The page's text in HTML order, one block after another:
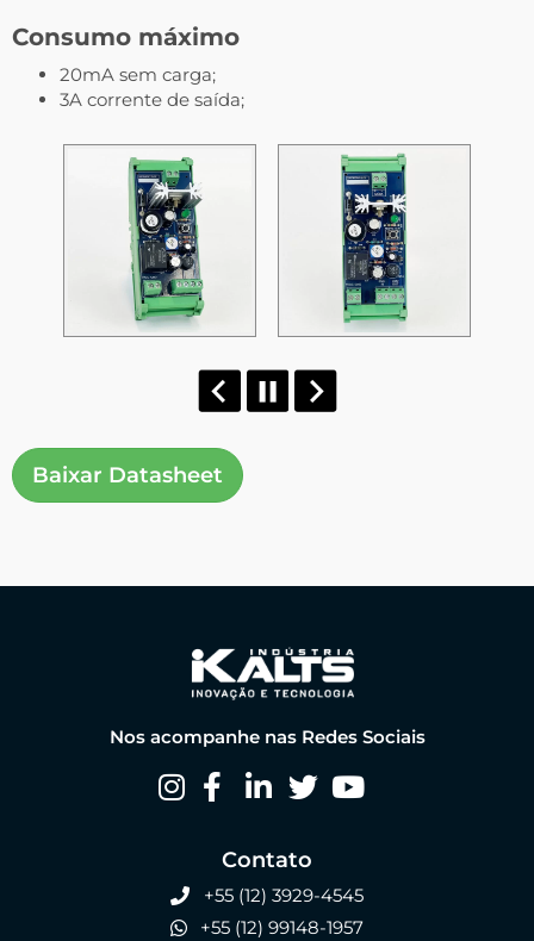
Consumo máximo
20mA sem carga;
3A corrente de saída;
Baixar Datasheet
Nos acompanhe nas Redes Sociais
Contato
+55 (12) 3929-4545
+55 (12) 99148-1957